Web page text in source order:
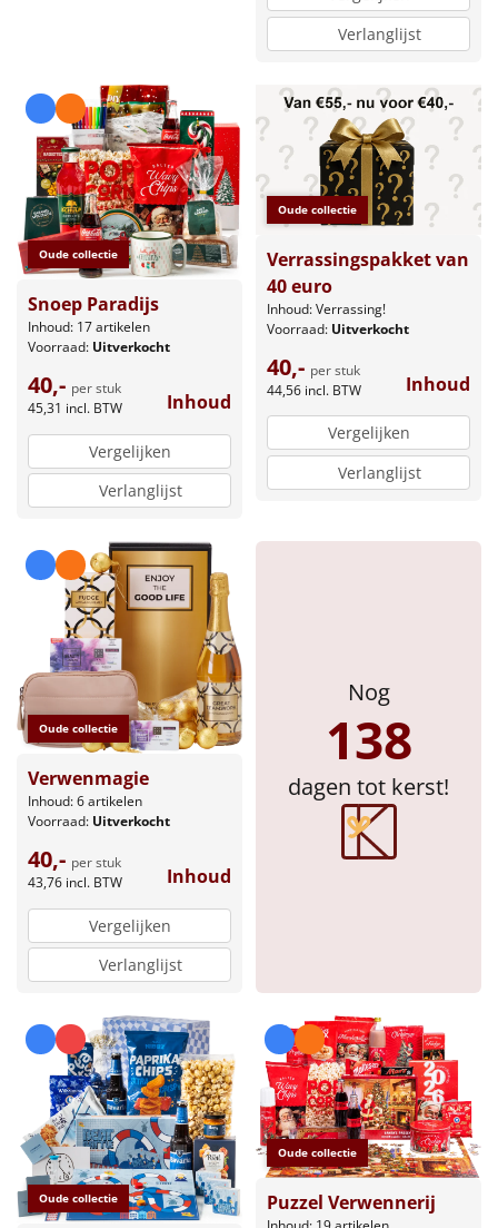
Borrelplank
Warmtekussen
NIEUW
Slowcooker POPULAIR
Noodradio NIEUW
Deken (fleece plaid)
Alle artikelen
Overige
Ideeën
Doe het zelf
Sinterklaaspakketten
Particulier
Kerstgeschenken 2026
Relatiegeschenken
Cadeaubon
Per stuk
Alle overige
Verlanglijst
Oude collectie
Snoep Paradijs
Inhoud: 17 artikelen
Voorraad: Uitverkocht
40,- per stuk
45,31 incl. BTW Inhoud
Vergelijken
Verlanglijst
Oude collectie
Verrassingspakket van
40 euro
Inhoud: Verrassing!
Voorraad: Uitverkocht
40,- per stuk
44,56 incl. BTW Inhoud
Vergelijken
Verlanglijst
Oude collectie
Verwenmagie
Inhoud: 6 artikelen
Voorraad: Uitverkocht
40,- per stuk
43,76 incl. BTW Inhoud
Vergelijken
Verlanglijst
Nog
138
dagen tot kerst!
Oude collectie
Oude collectie
Puzzel Verwennerij